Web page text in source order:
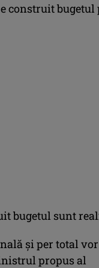
construit bugetul
bugetul sunt
şi per total
propus al